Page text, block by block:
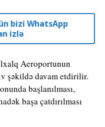
bizi WhatsApp
izlə
Aeroportunun
şəkildə davam etdirilir.
başlanılması,
başa çatdırılması